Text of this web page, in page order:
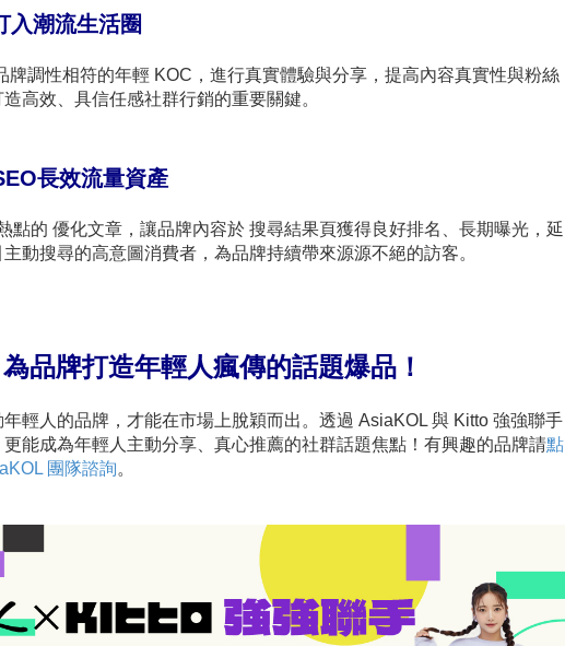
入潮流生活圈
調性相符的年輕 KOC，進行真實體驗與分享，提高內容真實性與粉絲
高效、具信任感社群行銷的重要關鍵。
長效流量資產
點的 優化文章，讓品牌內容於 搜尋結果頁獲得良好排名、長期曝光，延
動搜尋的高意圖消費者，為品牌持續帶來源源不絕的訪客。
品牌打造年輕人瘋傳的話題爆品！
輕人的品牌，才能在市場上脫穎而出。透過 AsiaKOL 與 Kitto 強強聯手
能成為年輕人主動分享、真心推薦的社群話題焦點！有興趣的品牌請點
團隊諮詢。